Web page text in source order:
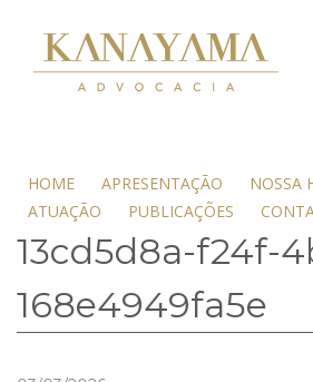
HOME APRESENTAÇÃO NOSSA
ATUAÇÃO
PUBLICAÇÕES
13cd5d8a-f24f-
168e4949fa5e